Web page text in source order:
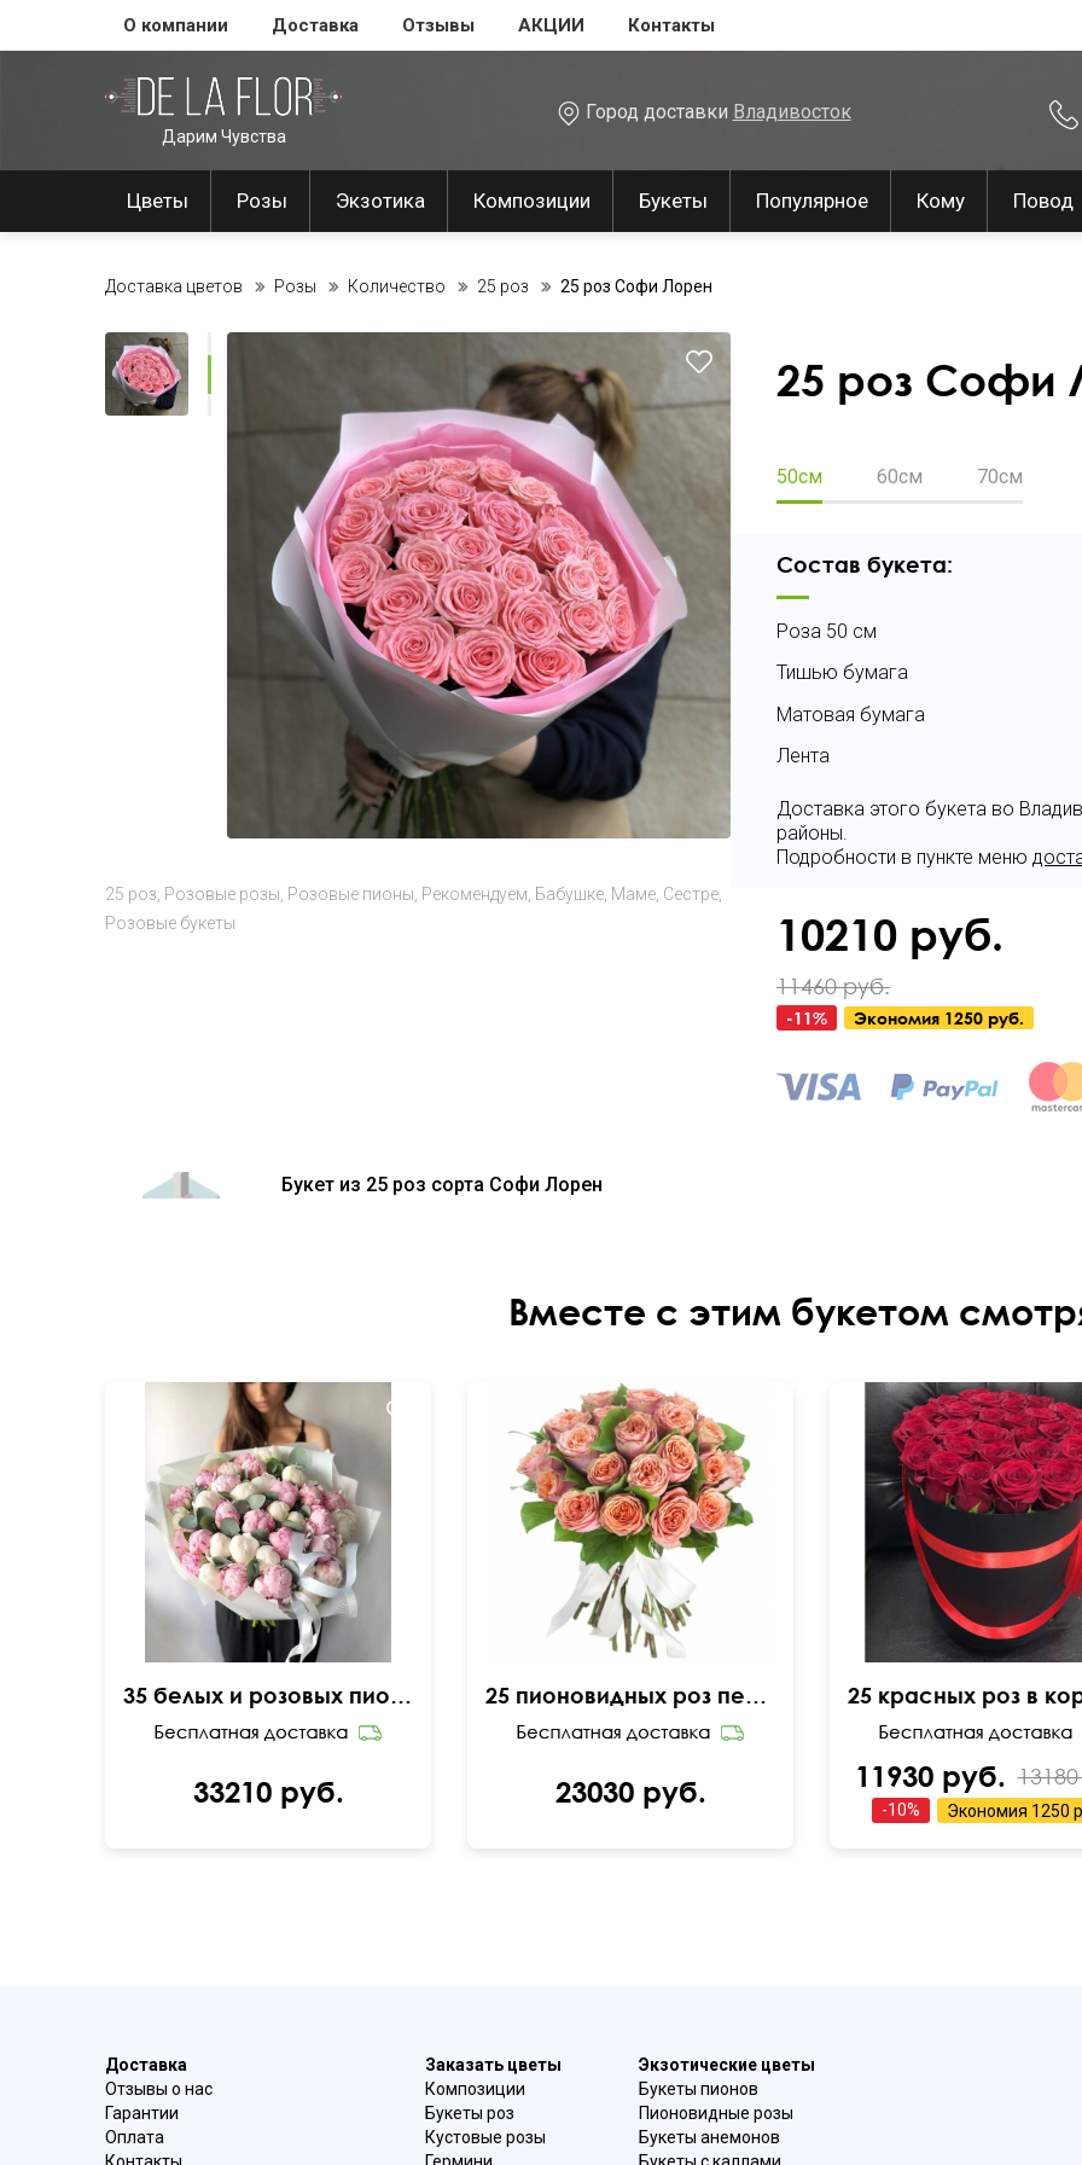
О компании Доставка Отзывы АКЦИИ Контакты
Дарим Чувства
Город доставки Владивосток
Цветы Розы Экзотика Композиции Букеты Популярное Кому Повод
Доставка цветов Розы Количество 25 роз 25 роз Софи Лорен
25 роз Розовые розы Розовые пионы Рекомендуем Бабушке Маме Сестре
Розовые букеты
25 роз Софи
50см 60см 70см
Состав букета:
Роза 50 см
Тишью бумага
Матовая бумага
Лента
Доставка этого букета во
районы.
Подробности в пункте меню
10210 руб.
11460 руб.
-11% Экономия 1250 руб.
Букет из 25 роз сорта Софи Лорен
Вместе с этим букетом
35 белых и розовых пионов с эвкалиптом
33210 руб.
25 пионовидных роз персиковых
23030 руб. 11930 руб.
-10% Экономия 1250
Доставка
Отзывы о нас
Гарантии
Оплата
Заказать цветы
Композиции
Букеты роз
Кустовые розы
Экзотические цветы
Букеты пионов
Пионовидные розы
Букеты анемонов